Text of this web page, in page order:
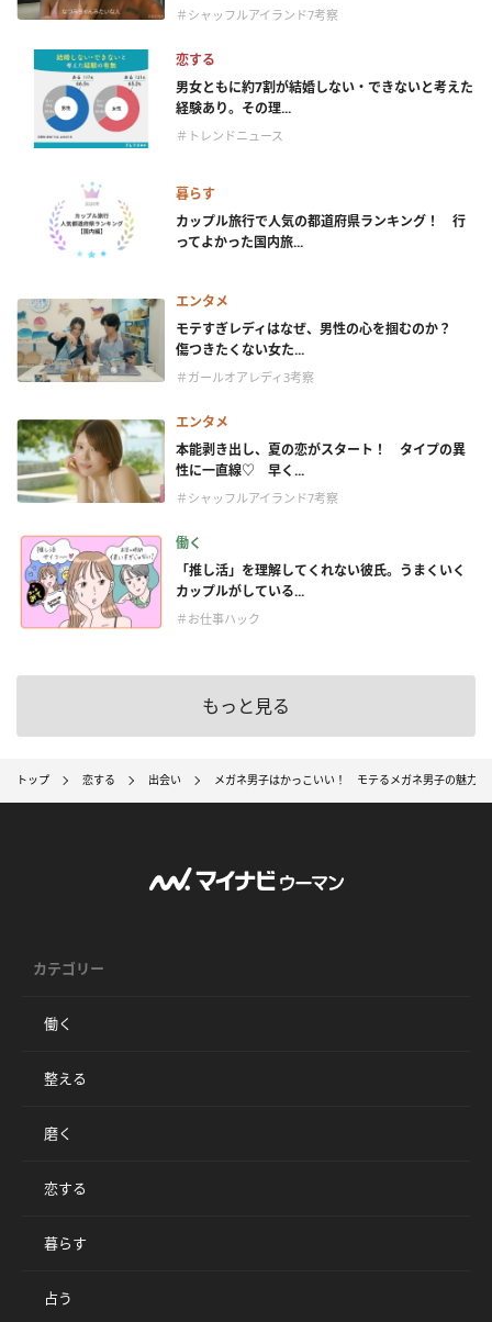
＃シャッフルアイランド7考察
恋する
男女ともに約7割が結婚しない・できないと考えた
経験あり。その理...
＃トレンドニュース
暮らす
カップル旅行で人気の都道府県ランキング！ 行
ってよかった国内旅...
エンタメ
モテすぎレディはなぜ、男性の心を掴むのか？
傷つきたくない女た...
＃ガールオアレディ3考察
エンタメ
本能剥き出し、夏の恋がスタート！ タイプの異
性に一直線♡ 早く...
＃シャッフルアイランド7考察
働く
「推し活」を理解してくれない彼氏。うまくいく
カップルがしている...
＃お仕事ハック
もっと見る
トップ 恋する 出会い メガネ男子はかっこいい！ モテるメガネ男子の魅力6
カテゴリー
働く
整える
磨く
恋する
暮らす
占う